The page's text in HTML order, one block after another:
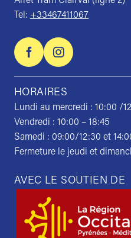
Tel: +33467411067
HORAIRES
Lundi au mercredi : 10:00 /
Vendredi : 10:00 – 18:45
Samedi : 09:00/12:30 et
Fermeture le jeudi et
AVEC LE SOUTIEN DE